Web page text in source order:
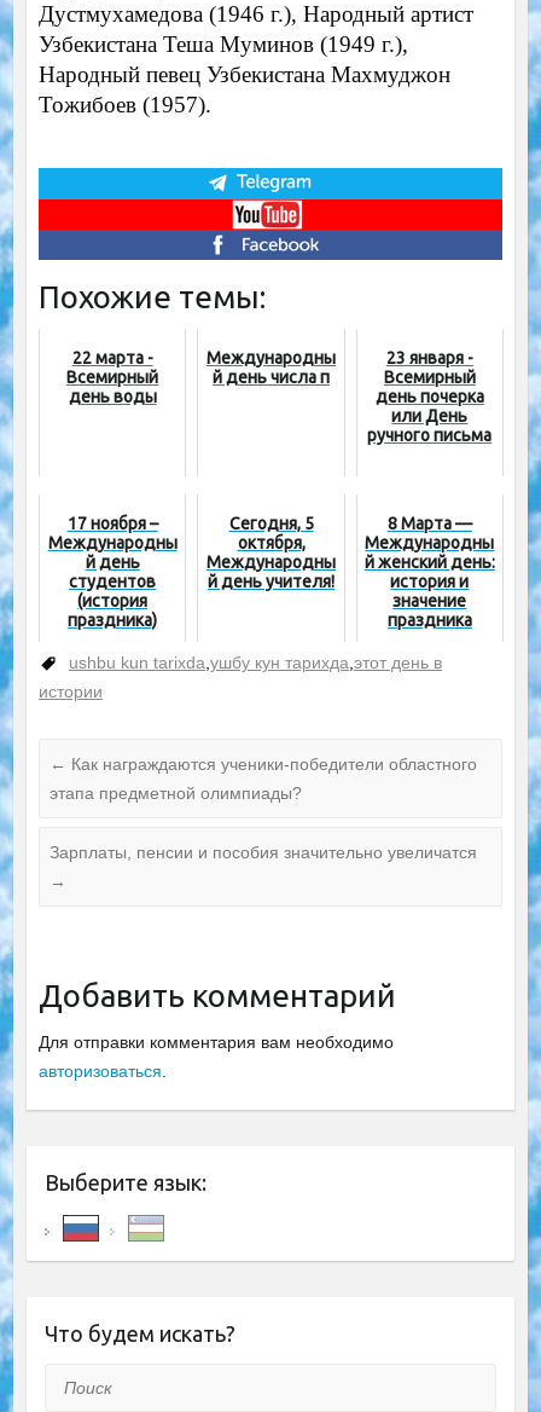
Дустмухамедова (1946 г.), Народный артист
Узбекистана Теша Муминов (1949 г.),
Народный певец Узбекистана Махмуджон
Тожибоев (1957).
Похожие темы:
22 марта -
Всемирный
день воды
Международны
й день числа π
23 января -
Всемирный
день почерка
или День
ручного письма
17 ноября –
Международны
й день
студентов
(история
праздника)
Сегодня, 5
октября,
Международны
й день учителя!
8 Марта —
Международны
й женский день:
история и
значение
праздника
ushbu kun tarixda ушбу кун тарихда этот день в
истории
← Как награждаются ученики-победители областного
этапа предметной олимпиады?
Зарплаты, пенсии и пособия значительно увеличатся
→
Добавить комментарий
Для отправки комментария вам необходимо
авторизоваться
Выберите язык:
Что будем искать?
Поиск